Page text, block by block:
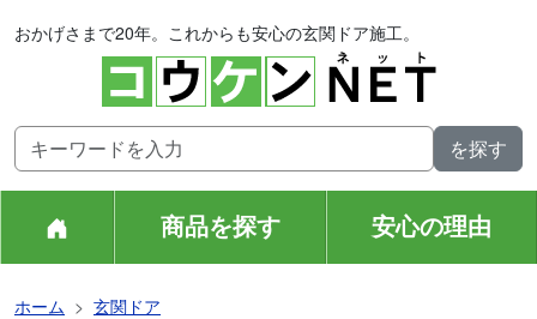
おかげさまで20年。これからも安心の玄関ドア施工。
商品を探す 安心の理由
ホーム
玄関ドア